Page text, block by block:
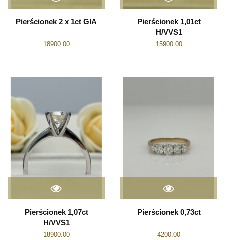
Pierścionek 2 x 1ct GIA
18900.00
Pierścionek 1,01ct
H/VVS1
15900.00
Pierścionek 1,07ct
H/VVS1
18900.00
Pierścionek 0,73ct
4200.00